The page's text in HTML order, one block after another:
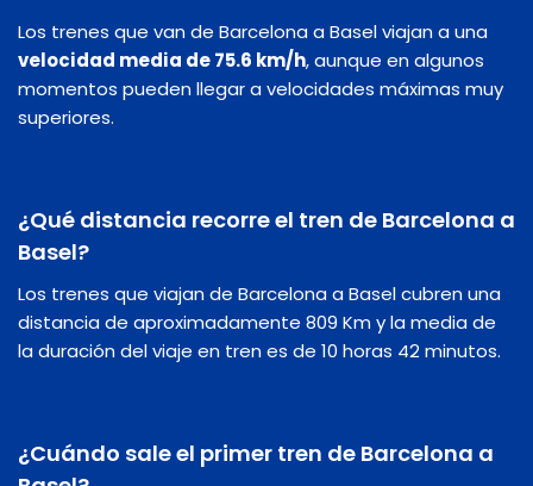
Los trenes que van de Barcelona a Basel viajan a una
velocidad media de 75.6 km/h, aunque en algunos
momentos pueden llegar a velocidades máximas muy
superiores.
¿Qué distancia recorre el tren de Barcelona a
Basel?
Los trenes que viajan de Barcelona a Basel cubren una
distancia de aproximadamente 809 Km y la media de
la duración del viaje en tren es de 10 horas 42 minutos.
¿Cuándo sale el primer tren de Barcelona a